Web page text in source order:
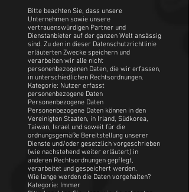
Bitte beachten Sie, dass unsere
Unternehmen sowie unsere
vertrauenswürdigen Partner und
Dienstanbieter auf der ganzen Welt ansässig
sind. Zu den in dieser Datenschutzrichtlinie
erläuterten Zwecke speichern und
verarbeiten wir alle nicht
personenbezogenen Daten, die wir erfassen,
in unterschiedlichen Rechtsordnungen.
Kategorie: Nutzer erfasst
personenbezogene Daten
Personenbezogene Daten
Personenbezogene Daten können in den
Vereinigten Staaten, in Irland, Südkorea,
Taiwan, Israel und soweit für die
ordnungsgemäße Bereitstellung unserer
Dienste und/oder gesetzlich vorgeschrieben
(wie nachstehend weiter erläutert) in
anderen Rechtsordnungen gepflegt,
verarbeitet und gespeichert werden.
Wie lange werden die Daten vorgehalten?
Kategorie: Immer